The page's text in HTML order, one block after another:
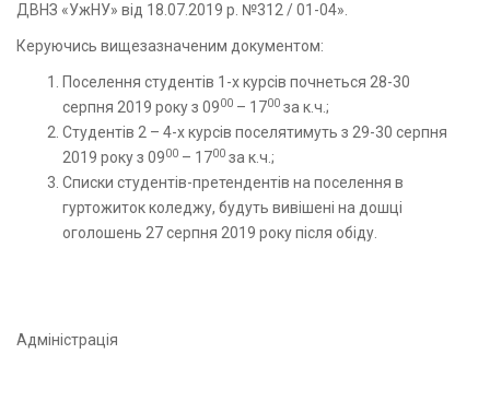
ДВНЗ «УжНУ» від 18.07.2019 р. №312 / 01-04».
Керуючись вищезазначеним документом:
Поселення студентів 1-х курсів почнеться 28-30
серпня 2019 року з 0900 – 1700 за к.ч.;
Студентів 2 – 4-х курсів поселятимуть з 29-30 серпня
2019 року з 0900 – 1700 за к.ч.;
Списки студентів-претендентів на поселення в
гуртожиток коледжу, будуть вивішені на дошці
оголошень 27 серпня 2019 року після обіду.
Адміністрація